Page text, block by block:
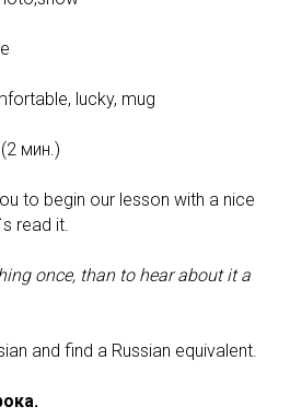
lucky, mug
мин.)
to begin our lesson with a nice
read it.
once, than to hear about it a
and find a Russian equivalent.